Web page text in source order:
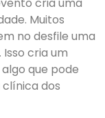
Muitos
no desfile uma
cria um
que pode
dos